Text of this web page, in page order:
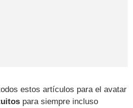
estos artículos para el avatar
para siempre incluso